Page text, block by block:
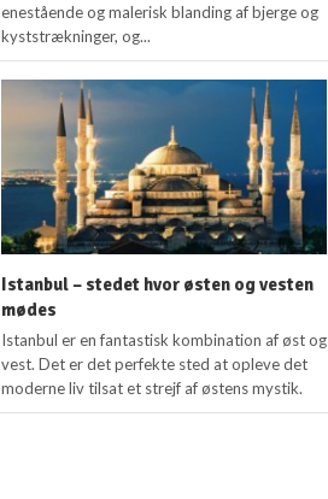
enestående og malerisk blanding af bjerge og
kyststrækninger, og...
Istanbul – stedet hvor østen og vesten
mødes
Istanbul er en fantastisk kombination af øst og
vest. Det er det perfekte sted at opleve det
moderne liv tilsat et strejf af østens mystik.